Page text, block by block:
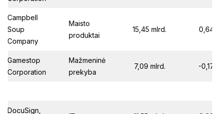
Campbell
Soup
Company
Maisto
produktai
15,45 mlrd. 0,64
Gamestop
Corporation
Mažmeninė
prekyba
7,09 mlrd. -0,17
DocuSign,